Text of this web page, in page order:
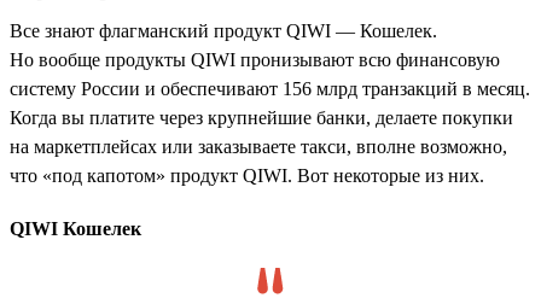
Все знают флагманский продукт QIWI — Кошелек.
Но вообще продукты QIWI пронизывают всю финансовую
систему России и обеспечивают 156 млрд транзакций в месяц.
Когда вы платите через крупнейшие банки, делаете покупки
на маркетплейсах или заказываете такси, вполне возможно,
что «под капотом» продукт QIWI. Вот некоторые из них.
QIWI Кошелек